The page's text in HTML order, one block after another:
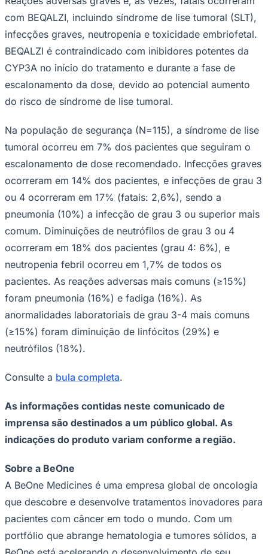
Bahia
Fortaleza
com BEQALZI, incluindo síndrome de lise tumoral (SLT),
infecções graves, neutropenia e toxicidade embriofetal.
BEQALZI é contraindicado com inibidores potentes da
CYP3A no início do tratamento e durante a fase de
escalonamento da dose, devido ao potencial aumento
do risco de síndrome de lise tumoral.
Na população de segurança (N=115), a síndrome de lise
tumoral ocorreu em 7% dos pacientes que seguiram o
escalonamento de dose recomendado. Infecções graves
ocorreram em 14% dos pacientes, e infecções de grau 3
ou 4 ocorreram em 17% (fatais: 2,6%), sendo a
pneumonia (10%) a infecção de grau 3 ou superior mais
comum. Diminuições de neutrófilos de grau 3 ou 4
ocorreram em 18% dos pacientes (grau 4: 6%), e
neutropenia febril ocorreu em 1,7% de todos os
pacientes. As reações adversas mais comuns (≥15%)
foram pneumonia (16%) e fadiga (16%). As
anormalidades laboratoriais de grau 3-4 mais comuns
(≥15%) foram diminuição de linfócitos (29%) e
neutrófilos (18%).
Consulte a bula completa.
As informações contidas neste comunicado de
imprensa são destinados a um público global. As
indicações do produto variam conforme a região.
Sobre a BeOne
A BeOne Medicines é uma empresa global de oncologia
que descobre e desenvolve tratamentos inovadores para
pacientes com câncer em todo o mundo. Com um
portfólio que abrange hematologia e tumores sólidos, a